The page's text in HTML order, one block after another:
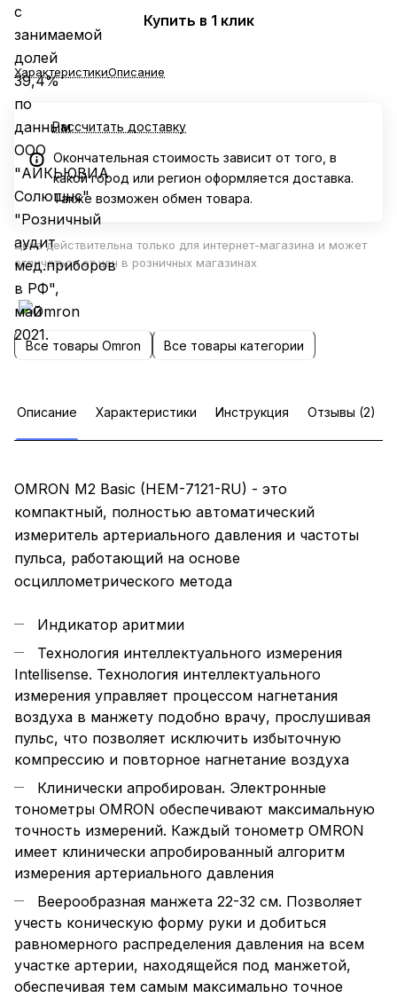
Купить в 1 клик
ХарактеристикиОписание
Рассчитать доставку
Окончательная стоимость зависит от того, в
какой город или регион оформляется доставка.
Также возможен обмен товара.
Цена действительна только для интернет-магазина и может
отличаться от цен в розничных магазинах
Все товары Omron Все товары категории
Описание Характеристики Инструкция Отзывы (2)
OMRON M2 Basic (HEM-7121-RU) - это
компактный, полностью автоматический
измеритель артериального давления и частоты
пульса, работающий на основе
осциллометрического метода
Индикатор аритмии
Технология интеллектуального измерения
Intellisense. Технология интеллектуального
измерения управляет процессом нагнетания
воздуха в манжету подобно врачу, прослушивая
пульс, что позволяет исключить избыточную
компрессию и повторное нагнетание воздуха
Клинически апробирован. Электронные
тонометры OMRON обеспечивают максимальную
точность измерений. Каждый тонометр OMRON
имеет клинически апробированный алгоритм
измерения артериального давления
Веерообразная манжета 22-32 см. Позволяет
учесть коническую форму руки и добиться
равномерного распределения давления на всем
участке артерии, находящейся под манжетой,
обеспечивая тем самым максимально точное